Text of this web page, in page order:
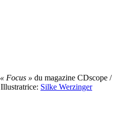
« Focus » du magazine CDscope /
Illustratrice: Silke Werzinger